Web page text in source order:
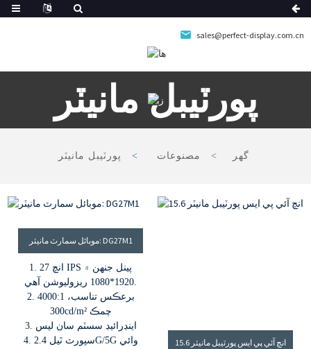
sales@perfect-display.com.cn
پورٽيبل مانيٽر
گھر مصنوعات پورٽيبل مانيٽر
موبائل سمارٽ مانيٽر: DG27M1
1. 27 انچ IPS پينل جنهن ۾
1920*1080 ريزوليوشن آهي.
2. 4000:1 برعڪس تناسب،
300cd/m² چمڪ
3. اينڊرائيڊ سسٽم سان ليس
4. سپورٽ ٿيل 2.4G/5G وائي
15.6 انچ آئي پي ايس پورٽيبل مانيٽر